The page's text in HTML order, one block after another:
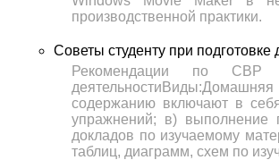
производственной практики.
Советы студенту при
Рекомендации по СВР
содержанию включают в
упражнений; в) выполнение
докладов по изучаемому
таблиц, диаграмм, схем по